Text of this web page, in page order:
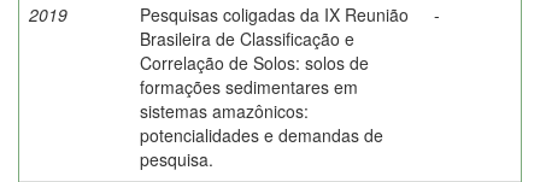
2019
Pesquisas coligadas da IX Reunião
Brasileira de Classificação e
Correlação de Solos: solos de
formações sedimentares em
sistemas amazônicos:
potencialidades e demandas de
pesquisa.
-